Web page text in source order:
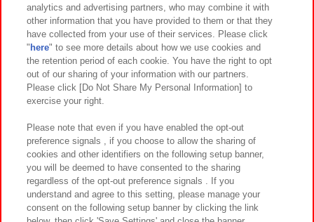
関連会社 サステナビリティ サイトポリシー
プライバシーポリシー ウェブアクセシビリティ方針と検証結果
お取引先さまとともに
カスタマーハラスメント対応方針 よくあるご質問・お問い合わせ
analytics and advertising partners, who may combine it with
other information that you have provided to them or that they
have collected from your use of their services. Please click
" here" to see more details about how we use cookies and
the retention period of each cookie. You have the right to opt
out of our sharing of your information with our partners.
Please click [Do Not Share My Personal Information] to
exercise your right.
Please note that even if you have enabled the opt-out
preference signals , if you choose to allow the sharing of
cookies and other identifiers on the following setup banner,
you will be deemed to have consented to the sharing
regardless of the opt-out preference signals . If you
understand and agree to this setting, please manage your
consent on the following setup banner by clicking the link